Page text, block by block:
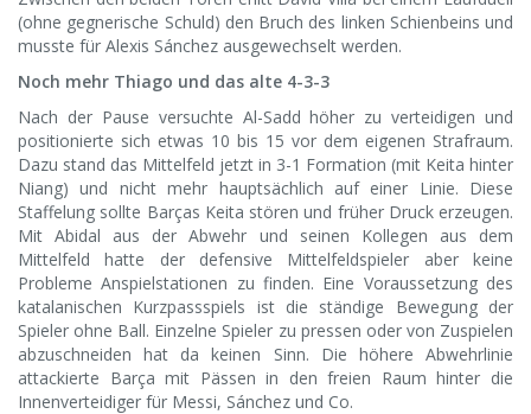
(ohne gegnerische Schuld) den Bruch des linken Schienbeins und
musste für Alexis Sánchez ausgewechselt werden.
Noch mehr Thiago und das alte 4-3-3
Nach der Pause versuchte Al-Sadd höher zu verteidigen und
positionierte sich etwas 10 bis 15 vor dem eigenen Strafraum.
Dazu stand das Mittelfeld jetzt in 3-1 Formation (mit Keita hinter
Niang) und nicht mehr hauptsächlich auf einer Linie. Diese
Staffelung sollte Barças Keita stören und früher Druck erzeugen.
Mit Abidal aus der Abwehr und seinen Kollegen aus dem
Mittelfeld hatte der defensive Mittelfeldspieler aber keine
Probleme Anspielstationen zu finden. Eine Voraussetzung des
katalanischen Kurzpassspiels ist die ständige Bewegung der
Spieler ohne Ball. Einzelne Spieler zu pressen oder von Zuspielen
abzuschneiden hat da keinen Sinn. Die höhere Abwehrlinie
attackierte Barça mit Pässen in den freien Raum hinter die
Innenverteidiger für Messi, Sánchez und Co.